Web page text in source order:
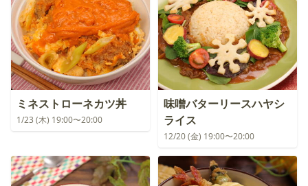
ミネストローネカツ丼
1/23 (木) 19:00〜20:00
味噌バターリースハヤシ
ライス
12/20 (金) 19:00〜20:00